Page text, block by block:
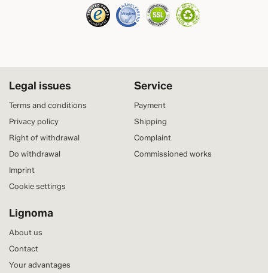
Service
Payment
Shipping
Complaint
Commissioned works
Legal issues
Terms and conditions
Privacy policy
Right of withdrawal
Do withdrawal
Imprint
Cookie settings
Lignoma
About us
Contact
Your advantages